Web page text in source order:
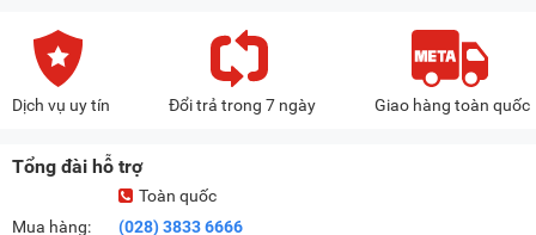
Dịch vụ uy tín Đổi trả trong 7 ngày Giao hàng toàn quốc
Tổng đài hỗ trợ
Mua hàng:
Toàn quốc
(028) 3833 6666